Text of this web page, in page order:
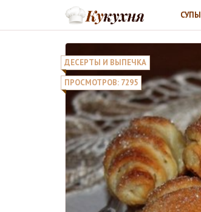
СУПЫ
ДЕСЕРТЫ И ВЫПЕЧКА
ПРОСМОТРОВ: 7295